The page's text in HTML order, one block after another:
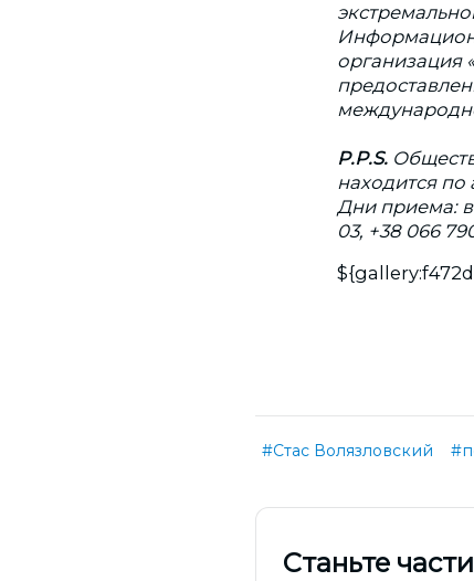
организация
P.P.S.
находится
Дни приема:
03, +38 066
#Стас Волязловский
Cтаньте